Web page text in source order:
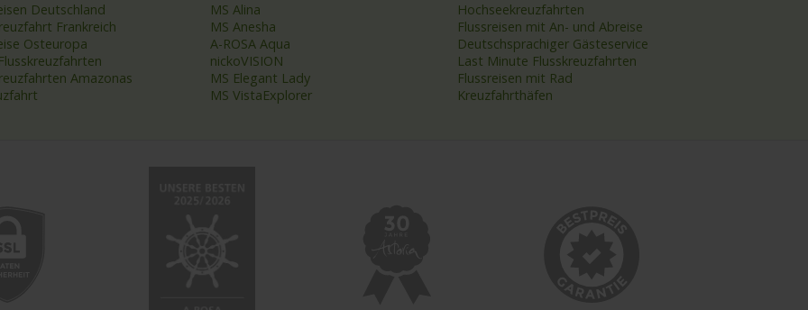
Deutschland
Frankreich
Osteuropa
Amazonas
MS Alina
MS Anesha
A-ROSA Aqua
nickoVISION
MS Elegant Lady
MS VistaExplorer
Hochseekreuzfahrten
Flussreisen mit An- und Abreise
Deutschsprachiger Gästeservice
Last Minute Flusskreuzfahrten
Flussreisen mit Rad
Kreuzfahrthäfen